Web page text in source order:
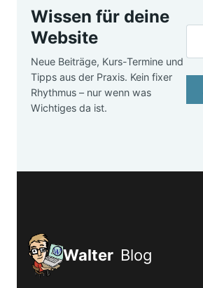
Wissen für deine
Website
Neue Beiträge, Kurs-Termine und
Tipps aus der Praxis. Kein fixer
Rhythmus – nur wenn was
Wichtiges da ist.
Walter Blog